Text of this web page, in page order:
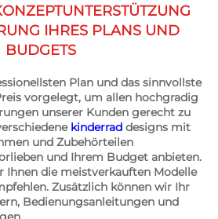
IHRES PLANS UND
BUDGETS
Plan und das sinnvollste
vorgelegt, um allen hochgradig
unserer Kunden gerecht zu
kinderrad designs mit
und Zubehörteilen
und Ihrem Budget anbieten.
Ihnen die meistverkauften Modelle
Zusätzlich können wir Ihr
Bedienungsanleitungen und